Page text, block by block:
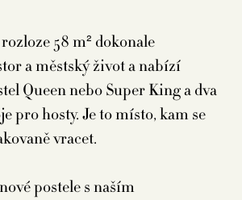
58 m² dokonale
a městský život a nabízí
Queen nebo Super King a dva
pro hosty. Je to místo, kam se
vracet.
postele s naším